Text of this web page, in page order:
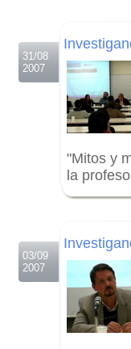
31/08
2007
"Mitos y
la
03/09
2007